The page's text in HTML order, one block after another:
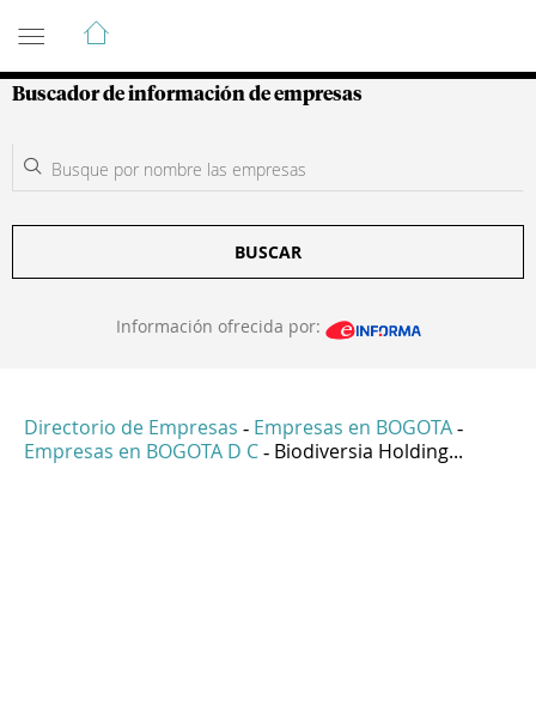
Guía de Empresas Colombianas
Buscador de información de empresas
BUSCAR
Información ofrecida por:
Directorio de Empresas - Empresas en BOGOTA -
Empresas en BOGOTA D C - Biodiversia Holding...